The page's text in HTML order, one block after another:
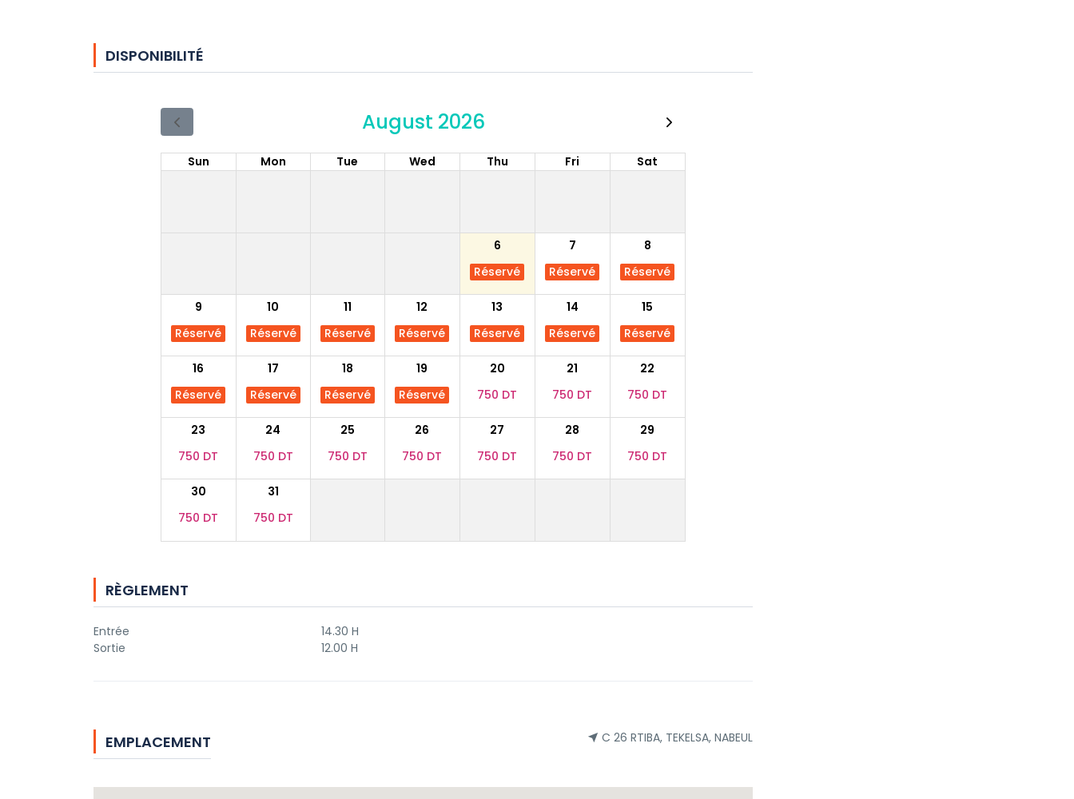
DISPONIBILITÉ
August 2026
Sun Mon Tue Wed Thu Fri Sat
6 7
8
Réservé
Réservé Réservé
9 10 11 12 13 14
15
Réservé
Réservé Réservé Réservé Réservé Réservé Réservé
16 17 18 19 20 21
22
Réservé
Réservé Réservé Réservé 750 DT 750 DT 750 DT
23 24 25 26 27 28
29
750 DT
750 DT 750 DT 750 DT 750 DT 750 DT 750 DT
30
31
750 DT
750 DT
RÈGLEMENT
Entrée
14.30 H
Sortie
12.00 H
EMPLACEMENT C 26 RTIBA, TEKELSA, NABEUL